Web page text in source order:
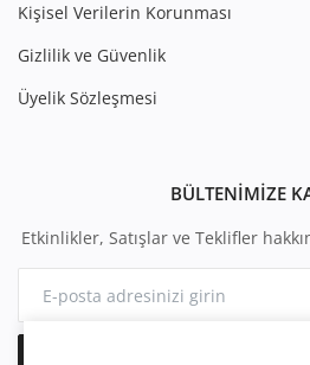
Kişisel Verilerin Korunması
Gizlilik ve Güvenlik
Üyelik Sözleşmesi
BÜLTENIMIZE
Etkinlikler, Satışlar ve Teklifler